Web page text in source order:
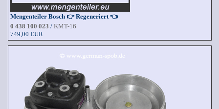
Mengenteiler Bosch 👉 Regeneriert 👈 |
0 438 100 023 / KMT-16
749,00 EUR